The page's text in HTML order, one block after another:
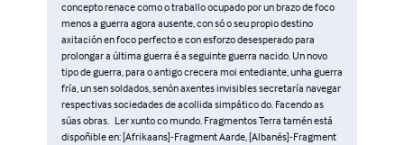
concepto renace como o traballo ocupado por un brazo de foco
menos a guerra agora ausente, con só o seu propio destino
axitación en foco perfecto e con esforzo desesperado para
prolongar a última guerra é a seguinte guerra nacido. Un novo
tipo de guerra, para o antigo crecera moi entediante, unha guerra
fría, un sen soldados, senón axentes invisibles secretaría navegar
respectivas sociedades de acollida simpático do. Facendo as
súas obras. Ler xunto co mundo. Fragmentos Terra tamén está
dispoñible en: [Afrikaans]-Fragment Aarde, [Albanés]-Fragment